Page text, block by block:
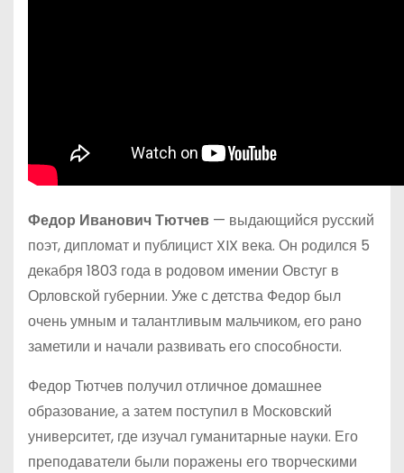
Федор Иванович Тютчев — выдающийся русский
поэт, дипломат и публицист XIX века. Он родился 5
декабря 1803 года в родовом имении Овстуг в
Орловской губернии. Уже с детства Федор был
очень умным и талантливым мальчиком, его рано
заметили и начали развивать его способности.
Федор Тютчев получил отличное домашнее
образование, а затем поступил в Московский
университет, где изучал гуманитарные науки. Его
преподаватели были поражены его творческими